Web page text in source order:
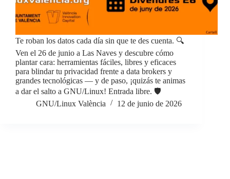
Te roban los datos cada día sin que te des cuenta. 🔍
Ven el 26 de junio a Las Naves y descubre cómo
plantar cara: herramientas fáciles, libres y eficaces
para blindar tu privacidad frente a data brokers y
grandes tecnológicas — y de paso, ¡quizás te animas
a dar el salto a GNU/Linux! Entrada libre. 🛡️
GNU/Linux València
12 de junio de 2026